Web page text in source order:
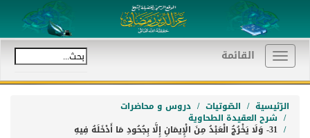
Toggle
navigation
القائمة
الرّئيسية الصّوتيات دروس و محاضرات
شرح العقيدة الطحاوية
31- وَلَا يَخْرُجُ الْعَبْدُ مِنَ الْإِيمَانِ إِلَّا بِجُحُودِ مَا أَدْخَلَهُ فِيهِ